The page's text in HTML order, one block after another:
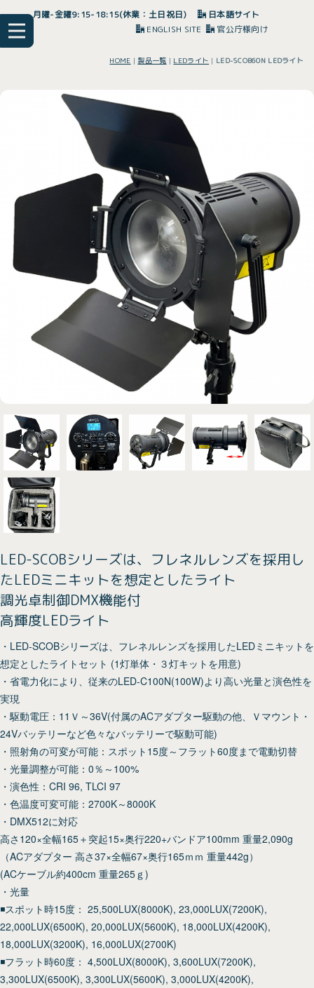
月曜-金曜9:15-18:15(休業：土日祝日)
日本語サイト
ENGLISH SITE
官公庁様向け
HOME |製品一覧 | LEDライト | LED-SCOB60N LEDライト
LED-SCOBシリーズは、フレネルレンズを採用し
たLEDミニキットを想定としたライト
調光卓制御DMX機能付
高輝度LEDライト
・LED-SCOBシリーズは、フレネルレンズを採用したLEDミニキットを
想定としたライトセット (1灯単体・３灯キットを用意)
・省電力化により、従来のLED-C100N(100W)より高い光量と演色性を
実現
・駆動電圧：11Ｖ～36V(付属のACアダプター駆動の他、Ｖマウント・
24Vバッテリーなど色々なバッテリーで駆動可能)
・照射角の可変が可能：スポット15度～フラット60度まで電動切替
・光量調整が可能：0％～100%
・演色性：CRI 96, TLCI 97
・色温度可変可能：2700K～8000K
・DMX512に対応
高さ120×全幅165＋突起15×奥行220+バンドア100mm 重量2,090g
（ACアダプター 高さ37×全幅67×奥行165ｍｍ 重量442g）
(ACケーブル約400cm 重量265ｇ)
・光量
◾️スポット時15度： 25,500LUX(8000K), 23,000LUX(7200K),
22,000LUX(6500K), 20,000LUX(5600K), 18,000LUX(4200K),
18,000LUX(3200K), 16,000LUX(2700K)
◾️フラット時60度： 4,500LUX(8000K), 3,600LUX(7200K),
3,300LUX(6500K), 3,300LUX(5600K), 3,000LUX(4200K),